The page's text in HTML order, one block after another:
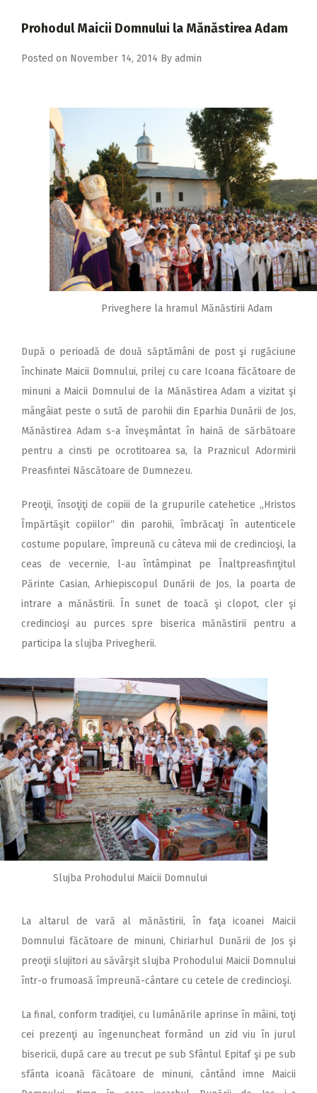
2017
2016
Prohodul Maicii Domnului la Mănăstirea Adam
Posted on November 14, 2014 By admin
Priveghere la hramul Mănăstirii Adam
După o perioadă de două săptămâni de post şi rugăciune
închinate Maicii Domnului, prilej cu care Icoana făcătoare de
minuni a Maicii Domnului de la Mănăstirea Adam a vizitat şi
mângâiat peste o sută de parohii din Eparhia Dunării de Jos,
Mănăstirea Adam s-a înveşmântat în haină de sărbătoare
pentru a cinsti pe ocrotitoarea sa, la Praznicul Adormirii
Preasfintei Născătoare de Dumnezeu.
Preoţii, însoţiţi de copiii de la grupurile catehetice „Hristos
Împărtăşit copiilor“ din parohii, îmbrăcaţi în autenticele
costume populare, împreună cu câteva mii de credincioşi, la
ceas de vecernie, l-au întâmpinat pe Înaltpreasfinţitul
Părinte Casian, Arhiepiscopul Dunării de Jos, la poarta de
intrare a mănăstirii. În sunet de toacă şi clopot, cler şi
credincioşi au purces spre biserica mănăstirii pentru a
participa la slujba Privegherii.
Slujba Prohodului Maicii Domnului
La altarul de vară al mănăstirii, în faţa icoanei Maicii
Domnului făcătoare de minuni, Chiriarhul Dunării de Jos şi
preoţii slujitori au săvârşit slujba Prohodului Maicii Domnului
într-o frumoasă împreună-cântare cu cetele de credincioşi.
La final, conform tradiţiei, cu lumânările aprinse în mâini, toţi
cei prezenţi au îngenuncheat formând un zid viu în jurul
bisericii, după care au trecut pe sub Sfântul Epitaf şi pe sub
sfânta icoană făcătoare de minuni, cântând imne Maicii